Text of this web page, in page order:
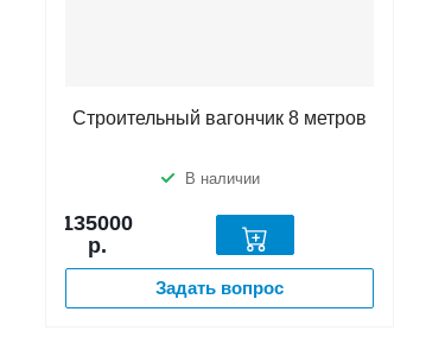
Строительный вагончик 8 метров
В наличии
135000
р.
Задать вопрос